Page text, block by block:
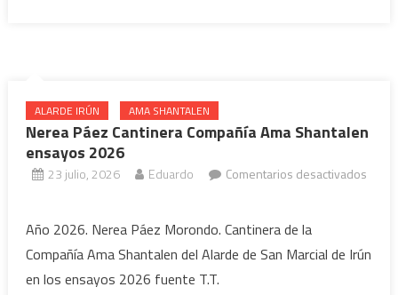
ALARDE IRÚN AMA SHANTALEN
Nerea Páez Cantinera Compañía Ama Shantalen
ensayos 2026
23 julio, 2026 Eduardo
Comentarios desactivados
Páez
Cantinera
Compañía
Año 2026. Nerea Páez Morondo. Cantinera de la
Compañía Ama Shantalen del Alarde de San Marcial de Irún
en los ensayos 2026 fuente T.T.